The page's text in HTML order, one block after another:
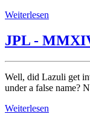
Weiterlesen
JPL -
Well, did Lazuli get
under a false name?
Weiterlesen